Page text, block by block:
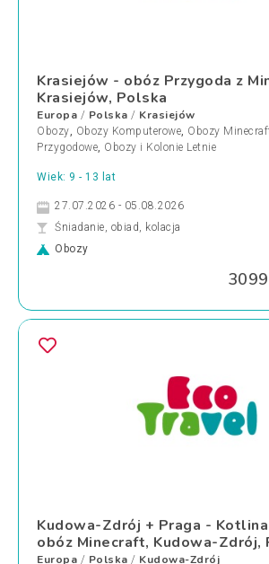
Krasiejów - obóz Przygoda z
Krasiejów, Polska
Europa / Polska / Krasiejów
Obozy, Obozy Komputerowe, Obozy
Przygodowe, Obozy i Kolonie Letnie
Wiek: 9 - 13 lat
27.07.2026 - 05.08.2026
Śniadanie, obiad, kolacja
Obozy
Kudowa-Zdrój + Praga - Kotlina
obóz Minecraft, Kudowa-Zdrój,
Europa / Polska / Kudowa-Zdrój